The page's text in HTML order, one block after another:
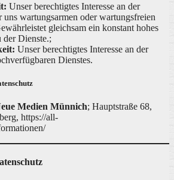
Unser berechtigtes Interesse an der
wartungsarmen oder wartungsfreien
gleichsam ein konstant hohes
der Dienste.;
Unser berechtigtes Interesse an der
Dienstes.
Medien Münnich; Hauptstraße 68,
https://all-